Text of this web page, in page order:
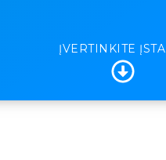
ĮVERTINKITE